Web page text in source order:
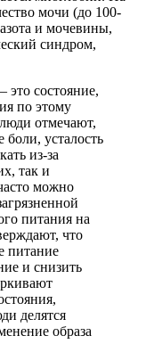
мочи (до 100-
и мочевины,
синдром,
состояние,
по этому
отмечают,
усталость
из-за
так и
можно
питания на
что
питание
и снизить
делятся
образа